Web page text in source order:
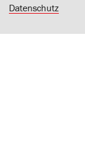
Datenschutz